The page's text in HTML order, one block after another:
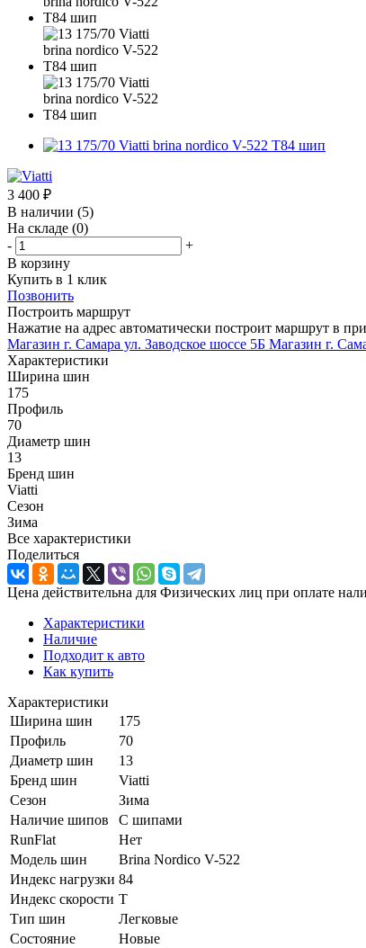
3 400 ₽
В наличии (5)
На складе (0)
-
+
В корзину
Купить в 1 клик
Позвонить
Построить маршрут
Нажатие на адрес автоматически построит маршрут в
Магазин г. Самара ул. Заводское шоссе 5Б Магазин г.
Характеристики
Ширина шин
175
Профиль
70
Диаметр шин
13
Бренд шин
Viatti
Сезон
Зима
Все характеристики
Поделиться
Цена действительна для Физических лиц при оплате
Характеристики
Наличие
Подходит к авто
Как купить
Характеристики
Ширина шин
175
Профиль
70
Диаметр шин
13
Бренд шин
Viatti
Сезон
Зима
Наличие шипов
С шипами
RunFlat
Нет
Модель шин
Brina Nordico V-522
Индекс нагрузки 84
Индекс скорости T
Тип шин
Легковые
Состояние
Новые